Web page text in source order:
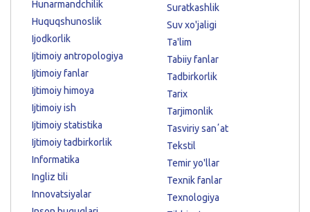
Hunarmandchilik
Huquqshunoslik
Ijodkorlik
Ijtimoiy antropologiya
Ijtimoiy fanlar
Ijtimoiy himoya
Ijtimoiy ish
Ijtimoiy statistika
Ijtimoiy tadbirkorlik
Informatika
Ingliz tili
Innovatsiyalar
Suratkashlik
Suv xo'jaligi
Ta'lim
Tabiiy fanlar
Tadbirkorlik
Tarix
Tarjimonlik
Tasviriy sanʼat
Tekstil
Temir yo'llar
Texnik fanlar
Texnologiya